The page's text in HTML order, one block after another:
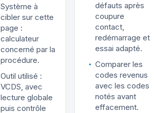
Système à
cibler sur cette
page :
calculateur
concerné par la
procédure.
Outil utilisé :
VCDS, avec
lecture globale
puis contrôle
défauts après
coupure
contact,
redémarrage et
essai adapté.
Comparer les
codes revenus
avec les codes
notés avant
effacement.